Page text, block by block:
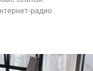
радио